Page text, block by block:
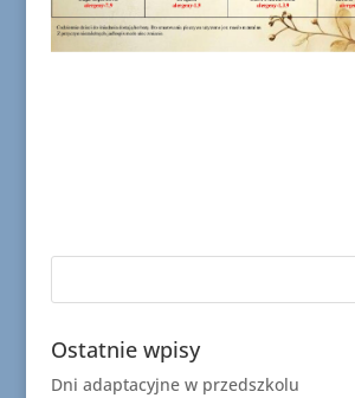
Ostatnie wpisy
Dni adaptacyjne w przedszkolu